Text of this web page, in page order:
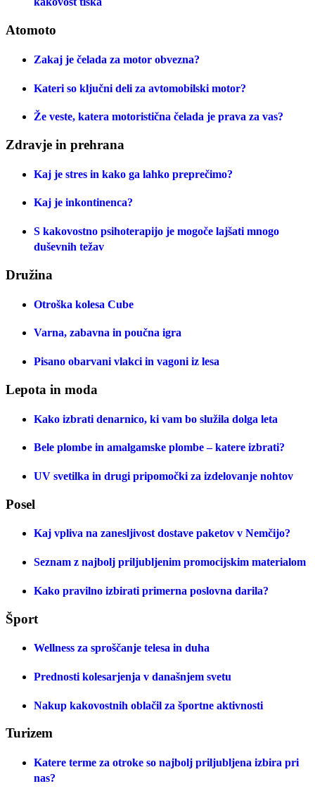
Atomoto
Zakaj je čelada za motor obvezna?
Kateri so ključni deli za avtomobilski motor?
Že veste, katera motoristična čelada je prava za vas?
Zdravje in prehrana
Kaj je stres in kako ga lahko preprečimo?
Kaj je inkontinenca?
S kakovostno psihoterapijo je mogoče lajšati mnogo
duševnih težav
Družina
Otroška kolesa Cube
Varna, zabavna in poučna igra
Pisano obarvani vlakci in vagoni iz lesa
Lepota in moda
Kako izbrati denarnico, ki vam bo služila dolga leta
Bele plombe in amalgamske plombe – katere izbrati?
UV svetilka in drugi pripomočki za izdelovanje nohtov
Posel
Kaj vpliva na zanesljivost dostave paketov v Nemčijo?
Seznam z najbolj priljubljenim promocijskim materialom
Kako pravilno izbirati primerna poslovna darila?
Šport
Wellness za sproščanje telesa in duha
Prednosti kolesarjenja v današnjem svetu
Nakup kakovostnih oblačil za športne aktivnosti
Turizem
Katere terme za otroke so najbolj priljubljena izbira pri
nas?